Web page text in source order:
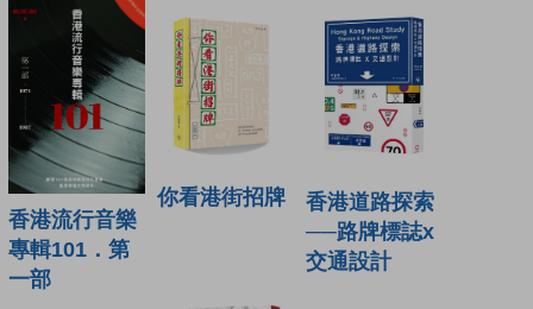
香港流行音樂
專輯101．第
一部
你看港街招牌
香港道路探索
──路牌標誌x
交通設計